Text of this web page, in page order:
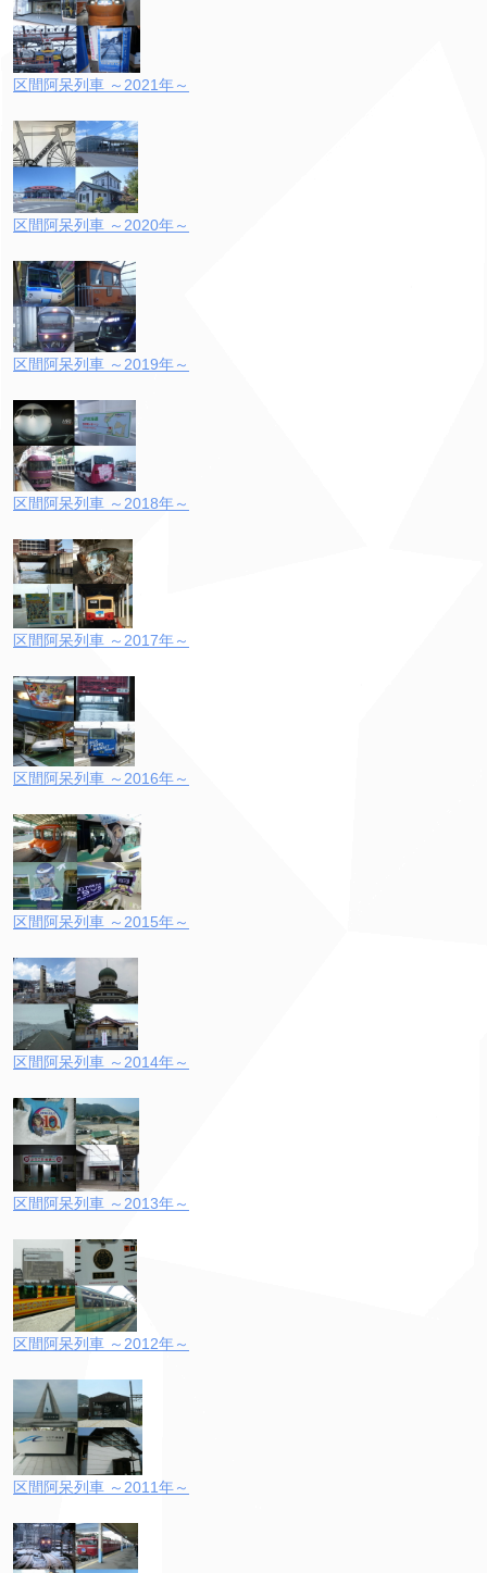
区間阿呆列車 ～2021年～
区間阿呆列車 ～2020年～
区間阿呆列車 ～2019年～
区間阿呆列車 ～2018年～
区間阿呆列車 ～2017年～
区間阿呆列車 ～2016年～
区間阿呆列車 ～2015年～
区間阿呆列車 ～2014年～
区間阿呆列車 ～2013年～
区間阿呆列車 ～2012年～
区間阿呆列車 ～2011年～